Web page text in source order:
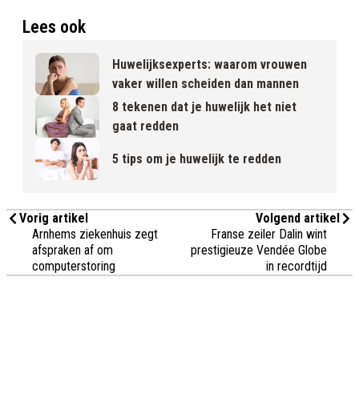
Lees ook
Huwelijksexperts: waarom vrouwen
vaker willen scheiden dan mannen
8 tekenen dat je huwelijk het niet
gaat redden
5 tips om je huwelijk te redden
Vorig artikel
Arnhems ziekenhuis zegt
afspraken af om
computerstoring
Volgend artikel
Franse zeiler Dalin wint
prestigieuze Vendée Globe
in recordtijd